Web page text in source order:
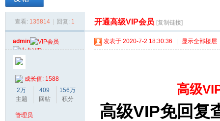
» › ›
查看: 135814 回复: 1 开通高级VIP会员 [复制链接]
admin
成长值: 1588
2万
主题
409
回帖
156万
积分
管理员
发表于 2020-7-2 18:30:36 显示全部楼层
高级
高级VIP免回复